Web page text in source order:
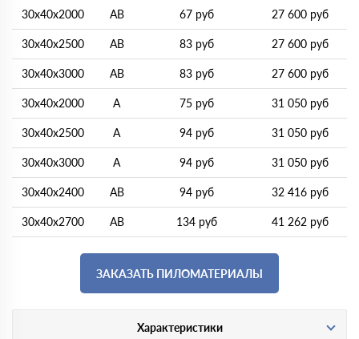
30х40х2000 AB 67 руб 27 600 руб
30х40х2500 AB 83 руб 27 600 руб
30х40х3000 AB 83 руб 27 600 руб
30х40х2000 A 75 руб 31 050 руб
30х40х2500 A 94 руб 31 050 руб
30х40х3000 A 94 руб 31 050 руб
30х40х2400 AB 94 руб 32 416 руб
30х40х2700 AB 134 руб 41 262 руб
ЗАКАЗАТЬ ПИЛОМАТЕРИАЛЫ
Характеристики